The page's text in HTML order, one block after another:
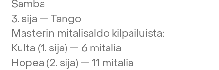
Samba
3. sija — Tango
Masterin mitalisaldo kilpailuista:
Kulta (1. sija) — 6 mitalia
Hopea (2. sija) — 11 mitalia